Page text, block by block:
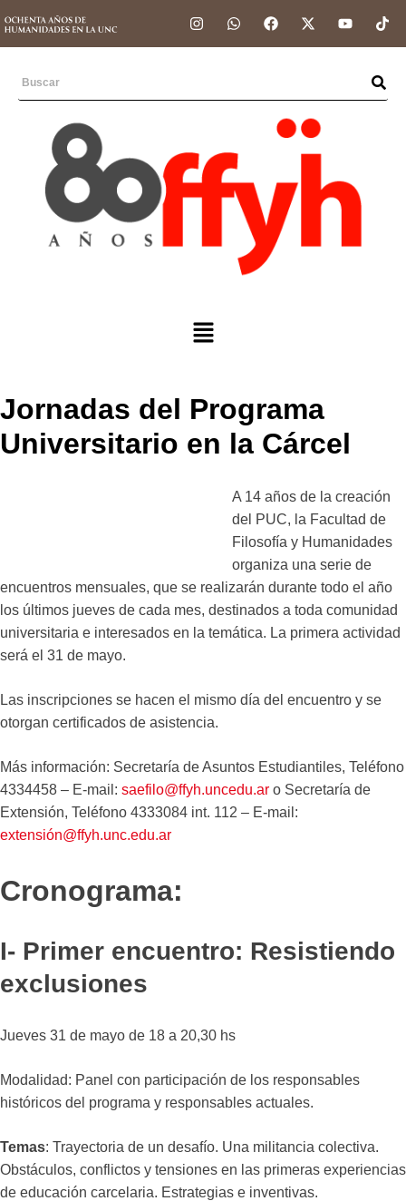
Jornadas del Programa
Universitario en la Cárcel
A 14 años de la creación
del PUC, la Facultad de
Filosofía y Humanidades
organiza una serie de
encuentros mensuales, que se realizarán durante todo el año
los últimos jueves de cada mes, destinados a toda comunidad
universitaria e interesados en la temática. La primera actividad
será el 31 de mayo.
Las inscripciones se hacen el mismo día del encuentro y se
otorgan certificados de asistencia.
Más información: Secretaría de Asuntos Estudiantiles, Teléfono
4334458 – E-mail: saefilo@ffyh.uncedu.ar o Secretaría de
Extensión, Teléfono 4333084 int. 112 – E-mail:
extensión@ffyh.unc.edu.ar
Cronograma:
I- Primer encuentro: Resistiendo
exclusiones
Jueves 31 de mayo de 18 a 20,30 hs
Modalidad: Panel con participación de los responsables
históricos del programa y responsables actuales.
Temas: Trayectoria de un desafío. Una militancia colectiva.
Obstáculos, conflictos y tensiones en las primeras experiencias
de educación carcelaria. Estrategias e inventivas.